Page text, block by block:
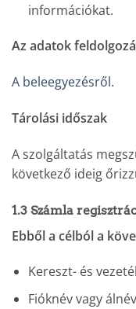
információkat.
Az adatok
A beleegyezésről.
Tárolási időszak
A szolgáltatás
következő ideig
1.3 Számla
Ebből a célból a
Kereszt- és
Fióknév vagy álnév